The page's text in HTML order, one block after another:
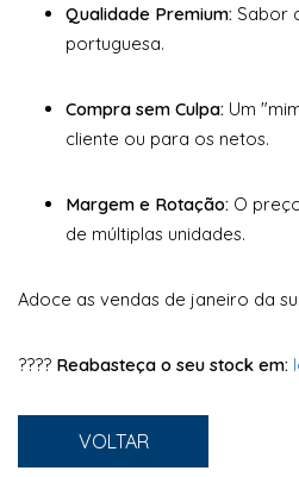
Qualidade Premium: Sabor
portuguesa.
Compra sem Culpa: Um
cliente ou para os netos.
Margem e Rotação: O
de múltiplas unidades.
Adoce as vendas de janeiro da
???? Reabasteça o seu stock em:
VOLTAR